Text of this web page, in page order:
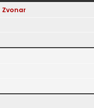
Zvonar